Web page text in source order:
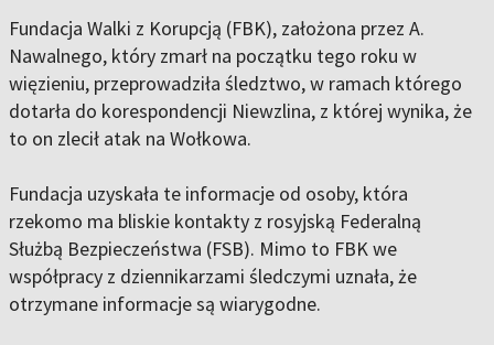
Fundacja Walki z Korupcją (FBK), założona przez A.
Nawalnego, który zmarł na początku tego roku w
więzieniu, przeprowadziła śledztwo, w ramach którego
dotarła do korespondencji Niewzlina, z której wynika, że
to on zlecił atak na Wołkowa.
Fundacja uzyskała te informacje od osoby, która
rzekomo ma bliskie kontakty z rosyjską Federalną
Służbą Bezpieczeństwa (FSB). Mimo to FBK we
współpracy z dziennikarzami śledczymi uznała, że
otrzymane informacje są wiarygodne.